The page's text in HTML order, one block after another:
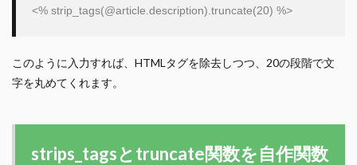
<% strip_tags(@article .description).truncate(20
このように入力すれば、HTMLタグを除去しつつ、20の段階で文
字を丸めてくれます。
strips_tagsとtruncate関数を自作関数